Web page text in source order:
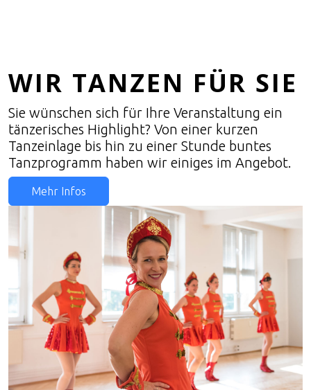
WIR TANZEN FÜR SIE
Sie wünschen sich für Ihre Veranstaltung ein
tänzerisches Highlight? Von einer kurzen
Tanzeinlage bis hin zu einer Stunde buntes
Tanzprogramm haben wir einiges im Angebot.
Mehr Infos